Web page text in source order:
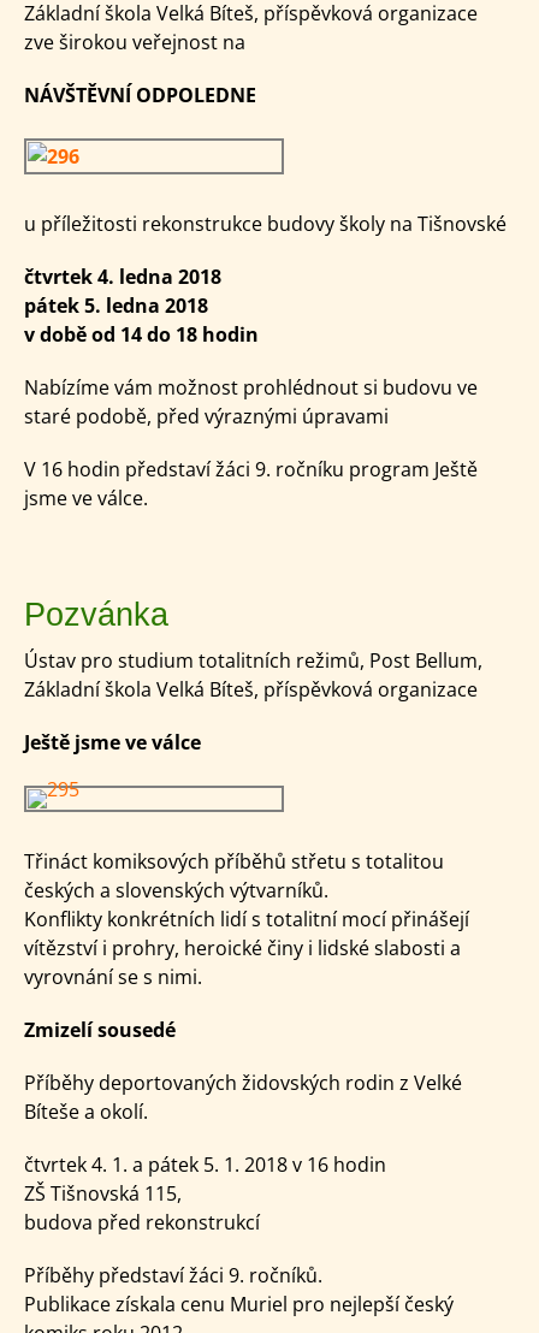
Základní škola Velká Bíteš, příspěvková organizace
zve širokou veřejnost na
NÁVŠTĚVNÍ ODPOLEDNE
u příležitosti rekonstrukce budovy školy na Tišnovské
čtvrtek 4. ledna 2018
pátek 5. ledna 2018
v době od 14 do 18 hodin
Nabízíme vám možnost prohlédnout si budovu ve
staré podobě, před výraznými úpravami
V 16 hodin představí žáci 9. ročníku program Ještě
jsme ve válce.
Pozvánka
Ústav pro studium totalitních režimů, Post Bellum,
Základní škola Velká Bíteš, příspěvková organizace
Ještě jsme ve válce
Třináct komiksových příběhů střetu s totalitou
českých a slovenských výtvarníků.
Konflikty konkrétních lidí s totalitní mocí přinášejí
vítězství i prohry, heroické činy i lidské slabosti a
vyrovnání se s nimi.
Zmizelí sousedé
Příběhy deportovaných židovských rodin z Velké
Bíteše a okolí.
čtvrtek 4. 1. a pátek 5. 1. 2018 v 16 hodin
ZŠ Tišnovská 115,
budova před rekonstrukcí
Příběhy představí žáci 9. ročníků.
Publikace získala cenu Muriel pro nejlepší český